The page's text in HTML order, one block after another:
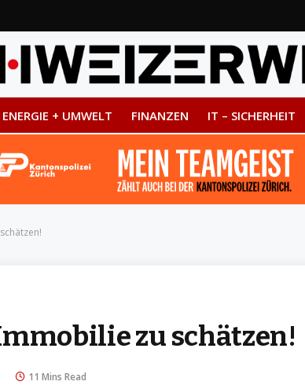
ENERGIE + UMWELT FINANZEN IT – SICHERHEIT
zu schätzen!
11 Mins Read